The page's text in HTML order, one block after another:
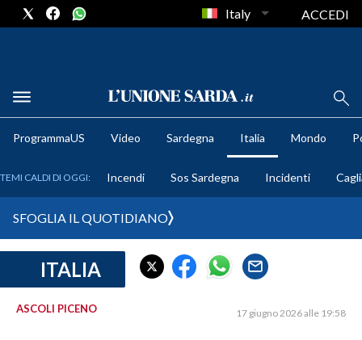
METEO
CRONACA SARDEGNA
Italy ACCEDI
ProgrammaUS Video Sardegna Italia Mondo
TEMI CALDI DI OGGI: Incendi Sos Sardegna Incidenti
SFOGLIA IL QUOTIDIANO
ITALIA
ASCOLI PICENO 17 giugno 2026 alle 19:58